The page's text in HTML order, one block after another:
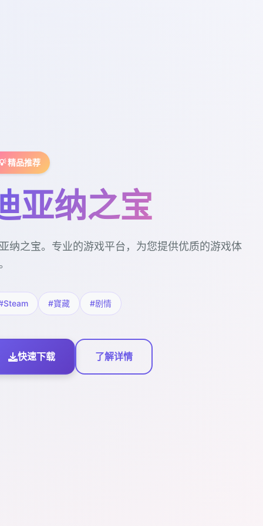
精品推荐
亚纳之宝
纳之宝。专业的游戏平台，为您提供优质的游戏体
#寶藏 #剧情
快速下载 了解详情